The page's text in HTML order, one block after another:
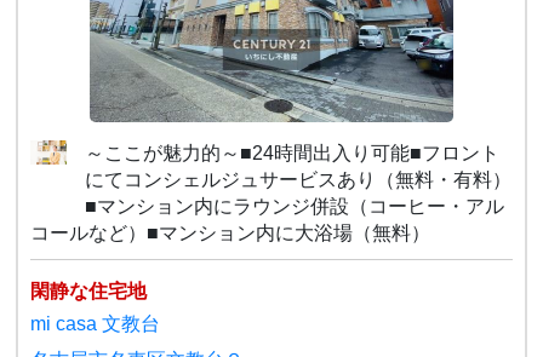
～ここが魅力的～■24時間出入り可能■フロント
にてコンシェルジュサービスあり（無料・有料）
■マンション内にラウンジ併設（コーヒー・アル
コールなど）■マンション内に大浴場（無料）
閑静な住宅地
mi casa 文教台